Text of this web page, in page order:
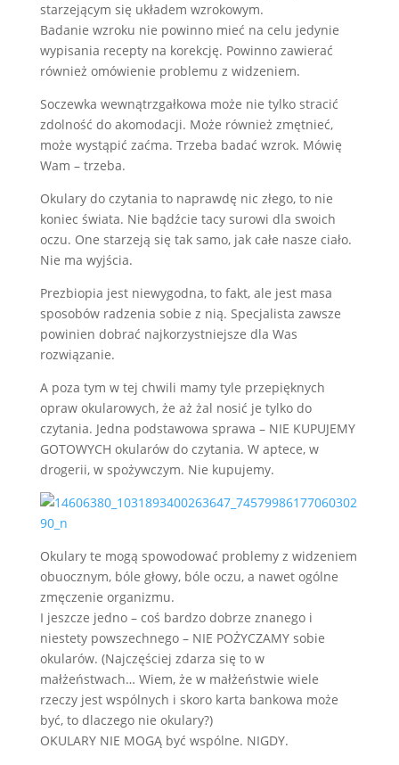
starzejącym się układem wzrokowym.
Badanie wzroku nie powinno mieć na celu jedynie
wypisania recepty na korekcję. Powinno zawierać
również omówienie problemu z widzeniem.
Soczewka wewnątrzgałkowa może nie tylko stracić
zdolność do akomodacji. Może również zmętnieć,
może wystąpić zaćma. Trzeba badać wzrok. Mówię
Wam – trzeba.
Okulary do czytania to naprawdę nic złego, to nie
koniec świata. Nie bądźcie tacy surowi dla swoich
oczu. One starzeją się tak samo, jak całe nasze ciało.
Nie ma wyjścia.
Prezbiopia jest niewygodna, to fakt, ale jest masa
sposobów radzenia sobie z nią. Specjalista zawsze
powinien dobrać najkorzystniejsze dla Was
rozwiązanie.
A poza tym w tej chwili mamy tyle przepięknych
opraw okularowych, że aż żal nosić je tylko do
czytania. Jedna podstawowa sprawa – NIE KUPUJEMY
GOTOWYCH okularów do czytania. W aptece, w
drogerii, w spożywczym. Nie kupujemy.
Okulary te mogą spowodować problemy z widzeniem
obuocznym, bóle głowy, bóle oczu, a nawet ogólne
zmęczenie organizmu.
I jeszcze jedno – coś bardzo dobrze znanego i
niestety powszechnego – NIE POŻYCZAMY sobie
okularów. (Najczęściej zdarza się to w
małżeństwach… Wiem, że w małżeństwie wiele
rzeczy jest wspólnych i skoro karta bankowa może
być, to dlaczego nie okulary?)
OKULARY NIE MOGĄ być wspólne. NIGDY.